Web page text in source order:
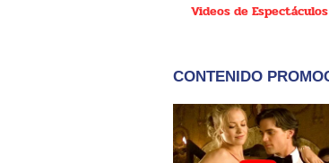
Videos de Espectáculos